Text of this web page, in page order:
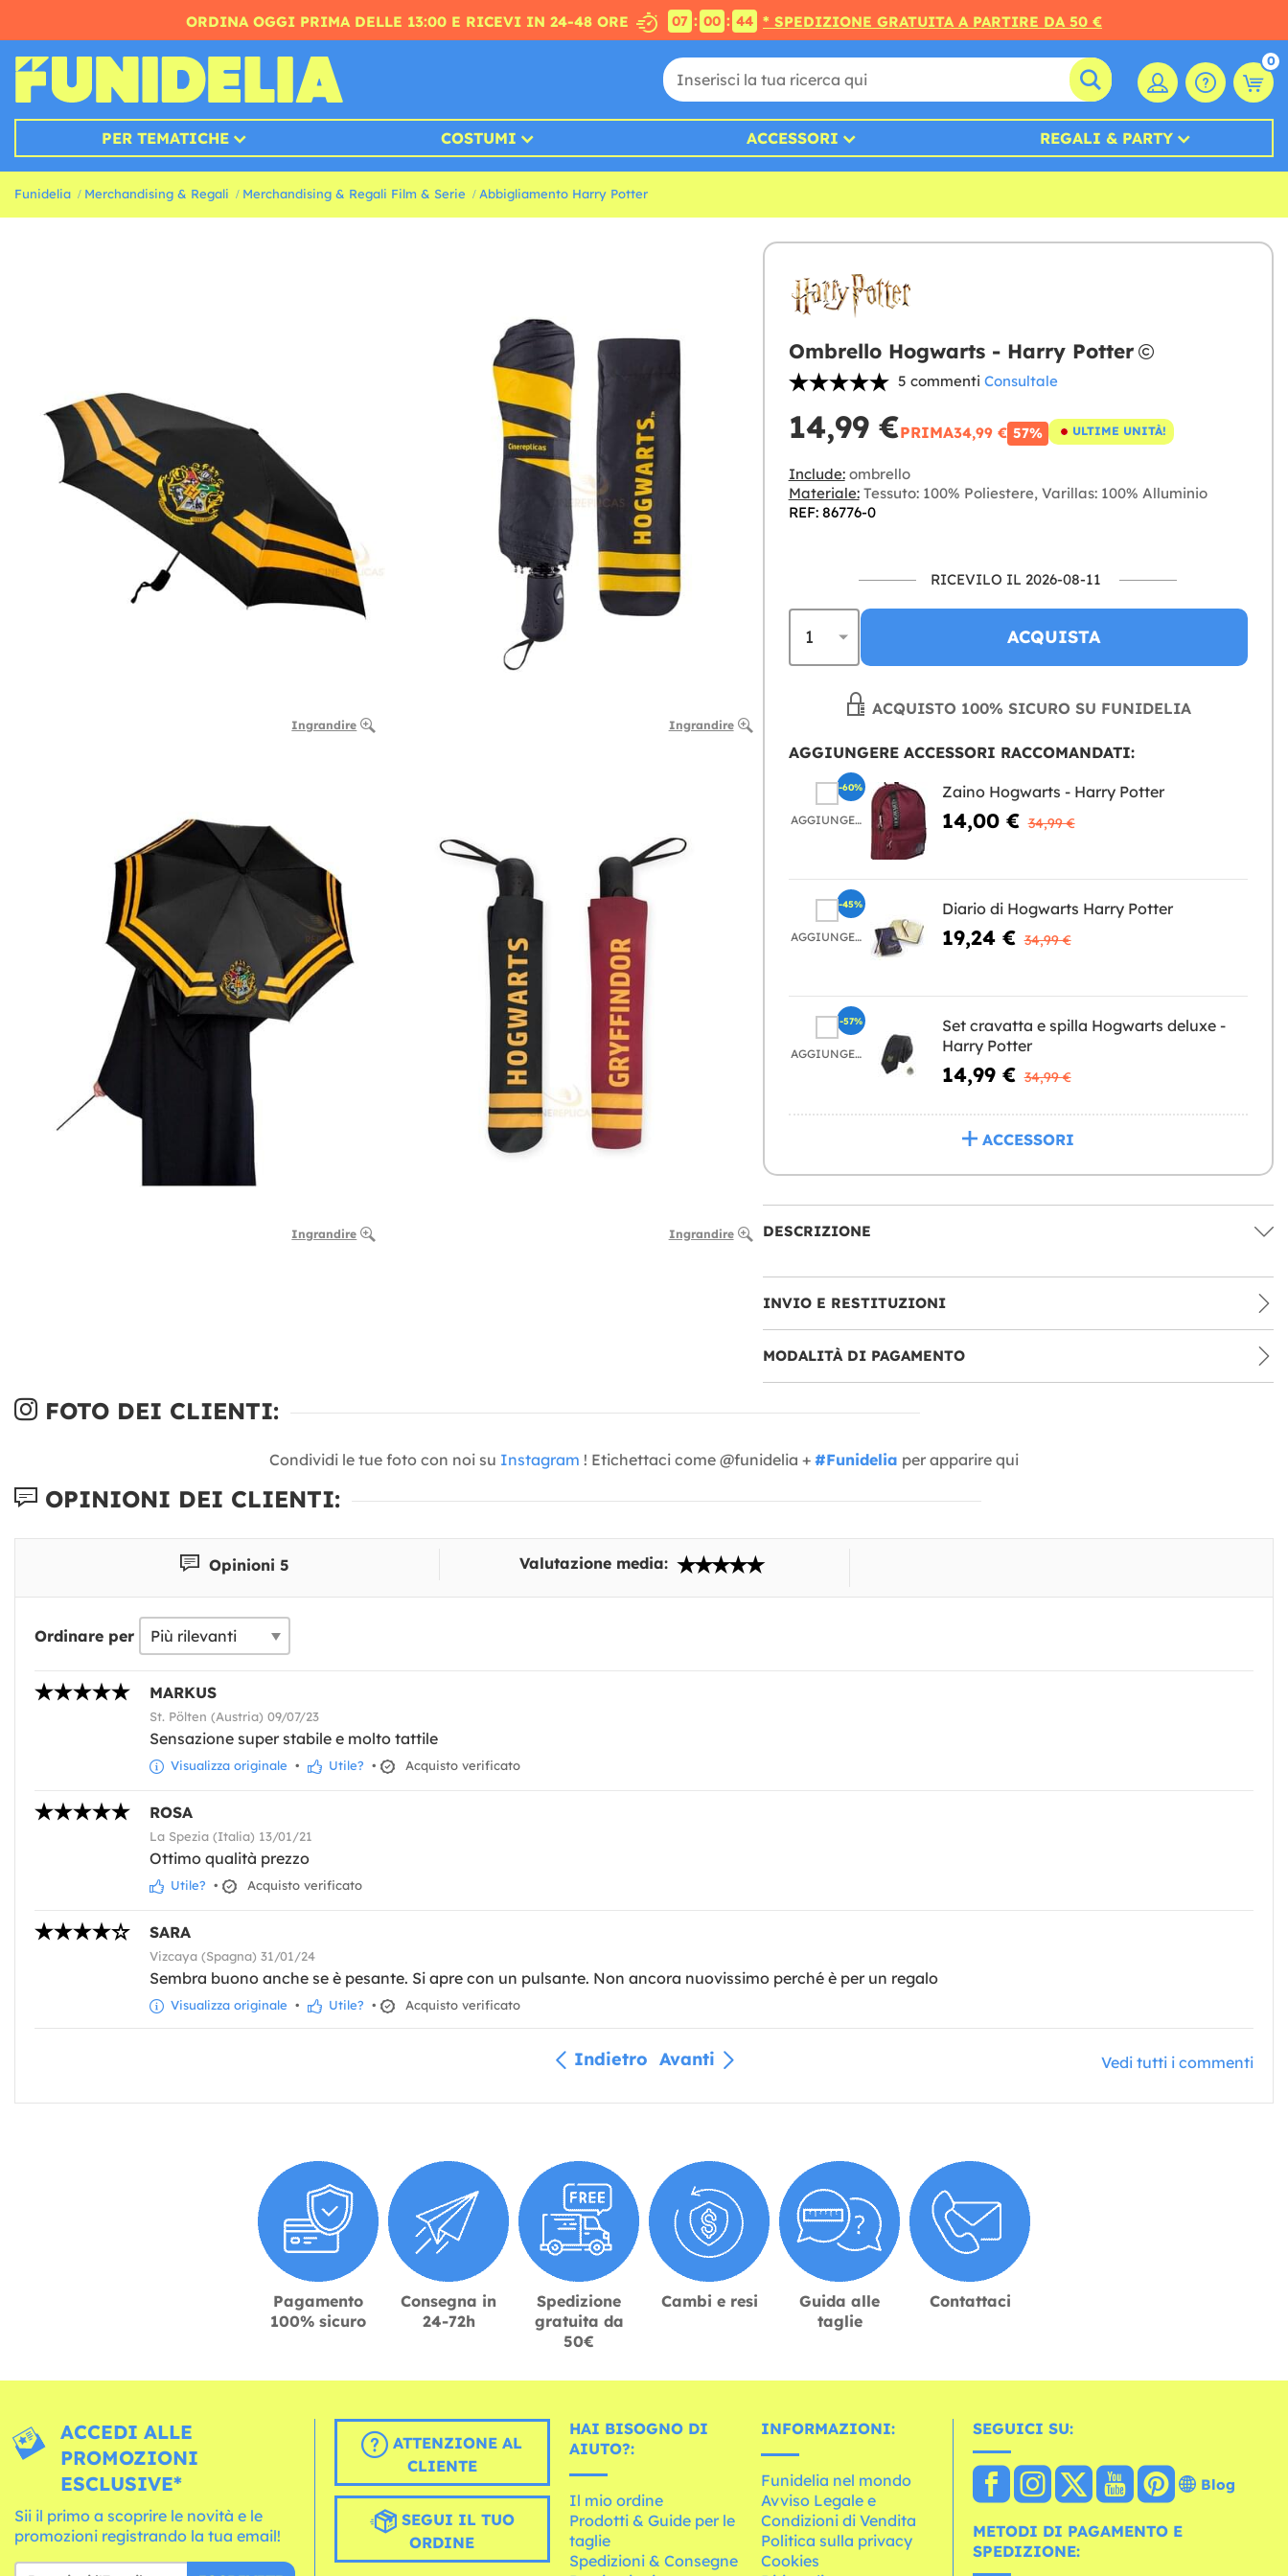
ORDINA OGGI PRIMA DELLE 13:00 E RICEVI IN 24-48 ORE 07 : 00 : 43 * SPEDIZIONE GRATUITA A PARTIRE DA 50 €
0
PER TEMATICHE COSTUMI ACCESSORI REGALI & PARTY
Funidelia Merchandising & Regali Merchandising & Regali Film & Serie Abbigliamento Harry Potter
Ingrandire Ingrandire
Ingrandire Ingrandire
Ombrello Hogwarts - Harry Potter
5 commenti Consultale
14,99 €PRIMA34,99 € 57% ULTIME UNITÀ!
Include:ombrello
Materiale:Tessuto: 100% Poliestere, Varillas: 100% Alluminio
REF: 86776-0
RICEVILO IL 2026-08-11
ACQUISTA
ACQUISTO 100% SICURO SU FUNIDELIA
AGGIUNGERE ACCESSORI RACCOMANDATI:
AGGIUNGERE
Zaino Hogwarts - Harry Potter
14,00 € 34,99 €
-60%
AGGIUNGERE
Diario di Hogwarts Harry Potter
19,24 € 34,99 €
-45%
AGGIUNGERE
Set cravatta e spilla Hogwarts deluxe -
Harry Potter
14,99 € 34,99 €
-57%
ACCESSORI
DESCRIZIONE
INVIO E RESTITUZIONI
MODALITÀ DI PAGAMENTO
FOTO DEI CLIENTI:
Condividi le tue foto con noi su Instagram ! Etichettaci come @funidelia + #Funidelia per apparire qui
OPINIONI DEI CLIENTI:
Opinioni 5 Valutazione media:
Ordinare per
MARKUS
St. Pölten (Austria) 09/07/23
Sensazione super stabile e molto tattile
Visualizza originale • Utile? • Acquisto verificato
ROSA
La Spezia (Italia) 13/01/21
Ottimo qualità prezzo
Utile? • Acquisto verificato
SARA
Vizcaya (Spagna) 31/01/24
Sembra buono anche se è pesante. Si apre con un pulsante. Non ancora nuovissimo perché è per un regalo
Visualizza originale • Utile? • Acquisto verificato
Indietro Avanti Vedi tutti i commenti
Pagamento
100% sicuro
Consegna in
24-72h
Spedizione
gratuita da
50€
Cambi e resi
Guida alle
taglie
Contattaci
ACCEDI ALLE
PROMOZIONI
ESCLUSIVE*
Sii il primo a scoprire le novità e le
promozioni registrando la tua email!
ATTENZIONE AL
CLIENTE
SEGUI IL TUO
ORDINE
HAI BISOGNO DI
AIUTO?:
Il mio ordine
Prodotti & Guide per le
taglie
Spedizioni & Consegne
INFORMAZIONI:
Funidelia nel mondo
Avviso Legale e
Condizioni di Vendita
Politica sulla privacy
Cookies
SEGUICI SU:
Blog
METODI DI PAGAMENTO E
SPEDIZIONE: